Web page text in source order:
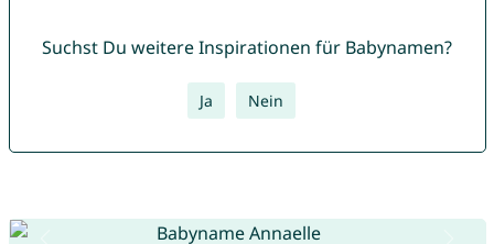
Suchst Du weitere Inspirationen für Babynamen?
Ja Nein